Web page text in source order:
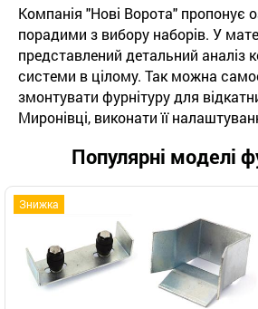
Компанія "Нові Ворота" пропонує
порадими з вибору наборів. У
представлений детальний аналіз
системи в цілому. Так можна
змонтувати фурнітуру для
Миронівці, виконати її
Популярні моделі
Знижка